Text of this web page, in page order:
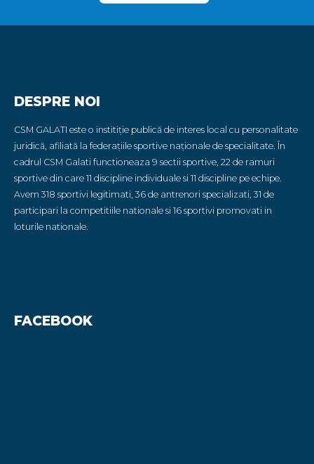
DESPRE NOI
CSM GALATI este o institiție publică de interes local cu personalitate
juridică, afiliată la federațiile sportive naționale de specialitate. În
cadrul CSM Galati functioneaza 9 sectii sportive, 22 de ramuri
sportive din care 11 discipline individuale si 11 discipline pe echipe.
Avem 318 sportivi legitimati, 36 de antrenori specializati, 31 de
participari la competitiile nationale si 16 sportivi promovati in
loturile nationale.
FACEBOOK